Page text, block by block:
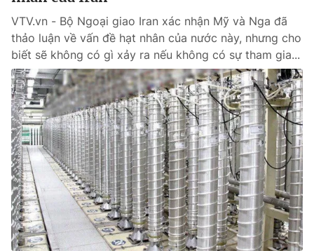
VTV.vn - Bộ Ngoại giao Iran xác nhận Mỹ và Nga đã
thảo luận về vấn đề hạt nhân của nước này, nhưng cho
biết sẽ không có gì xảy ra nếu không có sự tham gia...